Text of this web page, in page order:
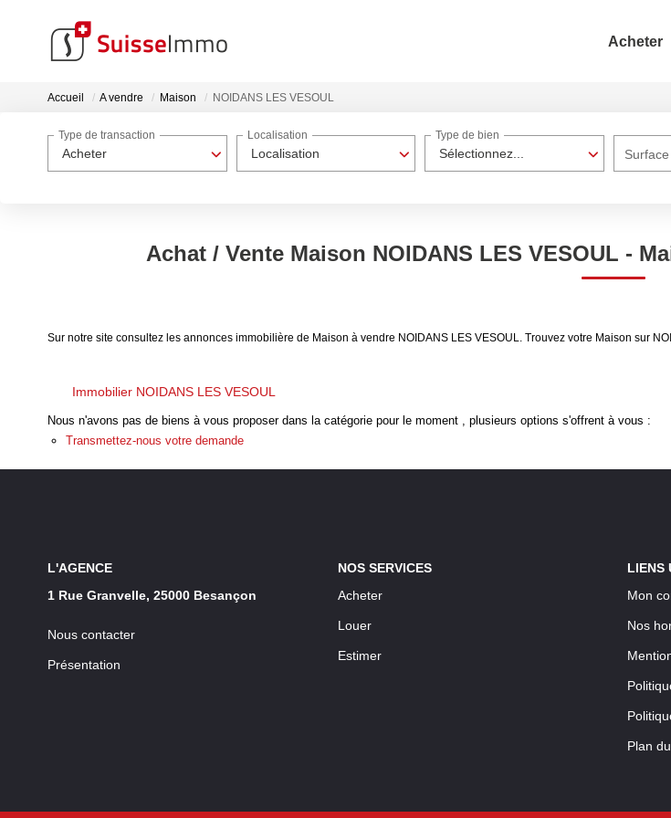
Acheter
Accueil A vendre Maison NOIDANS LES VESOUL
Acheter
Type de transaction
Localisation
Localisation
Sélectionnez...
Type de bien
Achat / Vente Maison NOIDANS LES VESOUL -
Sur notre site consultez les annonces immobilière de Maison à vendre NOIDANS LES VESOUL. Trouvez votre Maison sur
Immobilier NOIDANS LES VESOUL
Nous n'avons pas de biens à vous proposer dans la catégorie pour le moment , plusieurs options s'offrent à vous :
Transmettez-nous votre demande
L'AGENCE
1 Rue Granvelle, 25000 Besançon
Nous contacter
Présentation
NOS SERVICES
Acheter
Louer
Estimer
LIENS
Mon
Nos
Plan